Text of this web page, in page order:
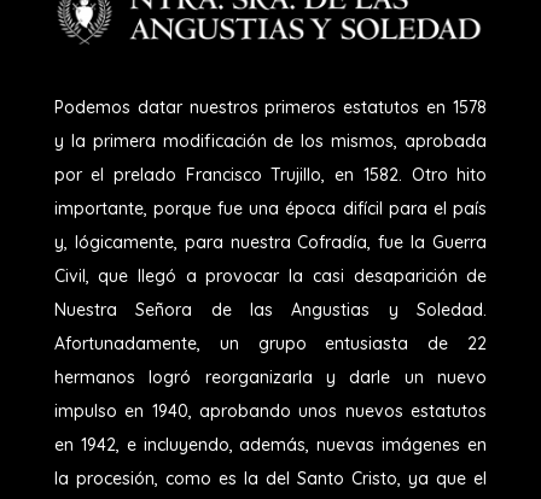
Podemos datar nuestros primeros estatutos en 1578
y la primera modificación de los mismos, aprobada
por el prelado Francisco Trujillo, en 1582. Otro hito
importante, porque fue una época difícil para el país
y, lógicamente, para nuestra Cofradía, fue la Guerra
Civil, que llegó a provocar la casi desaparición de
Nuestra Señora de las Angustias y Soledad.
Afortunadamente, un grupo entusiasta de 22
hermanos logró reorganizarla y darle un nuevo
impulso en 1940, aprobando unos nuevos estatutos
en 1942, e incluyendo, además, nuevas imágenes en
la procesión, como es la del Santo Cristo, ya que el